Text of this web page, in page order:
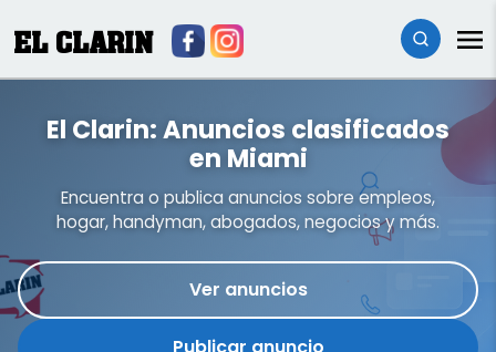
EL CLARIN
El Clarin: Anuncios clasificados
en Miami
Encuentra o publica anuncios sobre empleos,
hogar, handyman, abogados, negocios y más.
Ver anuncios